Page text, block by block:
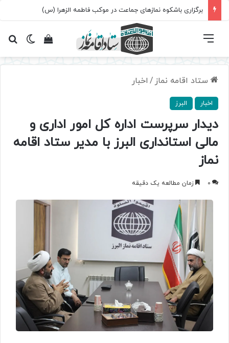
برگزاری باشکوه نمازهای جماعت در موکب فاطمه الزهرا (س)
تغییرمشاهده فهرست
ستاد اقامه نماز / اخبار
اخبار البرز
دیدار سرپرست اداره کل امور اداری و
مالی استانداری البرز با مدیر ستاد اقامه
نماز
0 زمان مطالعه یک دقیقه